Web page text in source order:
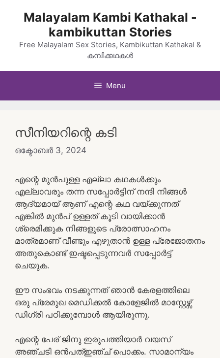
Malayalam Kambi Kathakal -
kambikuttan Stories
Free Malayalam Sex Stories, Kambikuttan Kathakal &
കമ്പിക്കഥകൾ
Menu
സീനിയറിന്റെ കടി
ഒക്ടോബർ 3, 2024
എന്റെ മുൻപുള്ള എല്ലാ കഥകൾക്കും
എല്ലാവരും തന്ന സപ്പോർട്ടിന് നന്ദി നിങ്ങൾ
ആദ്യമായ് ആണ് എന്റെ കഥ വയ്ക്കുന്നത്
എങ്കിൽ മുൻപ് ഉള്ളത് കൂടി വായിക്കാൻ
ശ്രെമിക്കുക നിങ്ങളുടെ പ്രോത്സാഹനം
മാത്രമാണ് വീണ്ടും എഴുതാൻ ഉള്ള പ്രേജോതനം
അതുകൊണ്ട് ഇഷ്ടപ്പെടുന്നവർ സപ്പോർട്ട്
ചെയുക.
ഈ സംഭവം നടക്കുന്നത് ഞാൻ കേരളത്തിലെ
ഒരു പ്രേമുഖ മെഡിക്കൽ കോളേജിൽ മാസ്റ്റേഴ്സ്
ഡിഗ്രി പഠിക്കുമ്പോൾ ആയിരുന്നു.
എന്റെ പേര് ജിനു ഇരുപത്തിയാർ വയസ്
അഞ്ചടി ഒൻപത്ഇഞ്ച് പൊക്കം. സാമാന്യം